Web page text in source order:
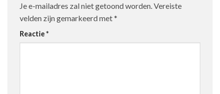
Je e-mailadres zal niet getoond worden.Vereiste
velden zijn gemarkeerd met*
Reactie*